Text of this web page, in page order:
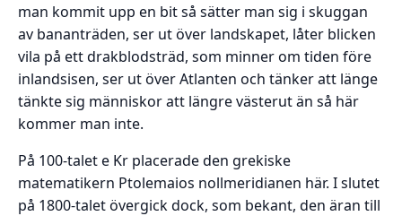
man kommit upp en bit så sätter man sig i skuggan
av bananträden, ser ut över landskapet, låter blicken
vila på ett drakblodsträd, som minner om tiden före
inlandsisen, ser ut över Atlanten och tänker att länge
tänkte sig människor att längre västerut än så här
kommer man inte.
På 100-talet e Kr placerade den grekiske
matematikern Ptolemaios nollmeridianen här. I slutet
på 1800-talet övergick dock, som bekant, den äran till